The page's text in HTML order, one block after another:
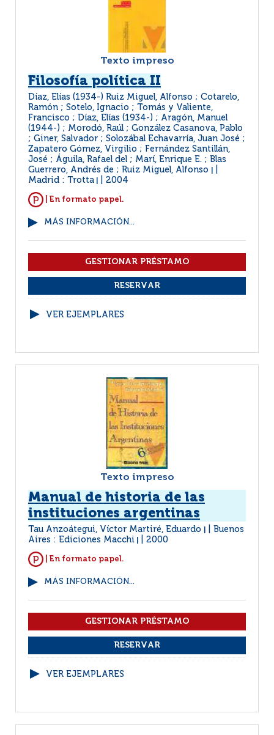
Texto impreso
Filosofía política II
Díaz, Elías (1934-) Ruiz Miguel, Alfonso ; Cotarelo,
Ramón ; Sotelo, Ignacio ; Tomás y Valiente,
Francisco ; Díaz, Elías (1934-) ; Aragón, Manuel
(1944-) ; Morodó, Raúl ; González Casanova, Pablo
; Giner, Salvador ; Solozábal Echavarría, Juan José ;
Zapatero Gómez, Virgilio ; Fernández Santillán,
José ; Águila, Rafael del ; Marí, Enrique E. ; Blas
Guerrero, Andrés de ; Ruiz Miguel, Alfonso
Madrid : Trotta 2004
| En formato papel.
MÁS INFORMACIÓN...
VER EJEMPLARES
Texto impreso
Manual de historia de las
instituciones argentinas
Tau Anzoátegui, Víctor Martiré, Eduardo
Buenos
Aires : Ediciones Macchi
2000
| En formato papel.
MÁS INFORMACIÓN...
VER EJEMPLARES